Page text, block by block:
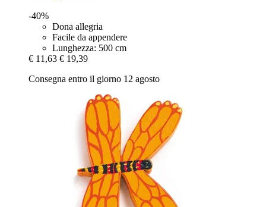
-40%
Dona allegria
Facile da appendere
Lunghezza: 500 cm
€ 11,63 € 19,39
Consegna entro il giorno 12 agosto